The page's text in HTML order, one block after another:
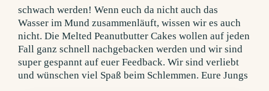
schwach werden!Wenn euch da nicht auch das
Wasser im Mund zusammenläuft, wissen wir es auch
nicht. Die Melted Peanutbutter Cakes wollen auf jeden
Fall ganz schnell nachgebacken werden und wir sind
super gespannt auf euer Feedback. Wir sind verliebt
und wünschen viel Spaß beim Schlemmen. Eure Jungs